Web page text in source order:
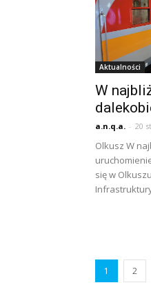
Aktualności
W
a.n.q.a. - 20
Olkusz W
się w
1 2